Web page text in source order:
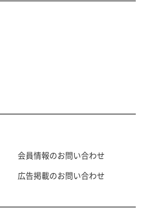
会員情報のお問い合わせ
広告掲載のお問い合わせ